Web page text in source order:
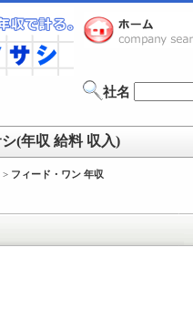
社名
(年収 給料 収入)
> フィード・ワン 年収